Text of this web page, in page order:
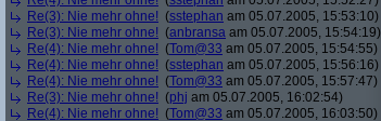
Re(3): Nie mehr ohne! (sstephan am 05.07.2005, 15:53:10)
Re(3): Nie mehr ohne! (anbransa am 05.07.2005, 15:54:19)
Re(4): Nie mehr ohne! (Tom@33 am 05.07.2005, 15:54:55)
Re(4): Nie mehr ohne! (sstephan am 05.07.2005, 15:56:16)
Re(4): Nie mehr ohne! (Tom@33 am 05.07.2005, 15:57:47)
Re(3): Nie mehr ohne! (phj am 05.07.2005, 16:02:54)
Re(4): Nie mehr ohne! (Tom@33 am 05.07.2005, 16:03:50)